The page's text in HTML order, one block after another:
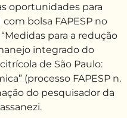
oportunidades para
bolsa FAPESP no
para a redução
integrado do
de São Paulo:
(processo FAPESP n.
do pesquisador da